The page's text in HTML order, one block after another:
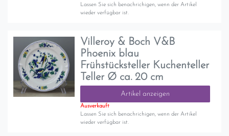
Lassen Sie sich benachrichigen, wenn der Artikel
wieder verfügbar ist.
Villeroy & Boch V&B
Phoenix blau
Frühstücksteller Kuchenteller
Teller Ø ca. 20 cm
Artikel anzeigen
Ausverkauft
Lassen Sie sich benachrichigen, wenn der Artikel
wieder verfügbar ist.